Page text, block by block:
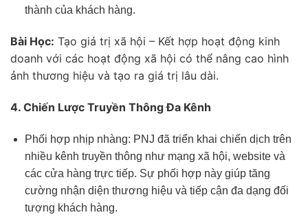
thành của khách hàng.
Bài Học: Tạo giá trị xã hội – Kết hợp hoạt động kinh
doanh với các hoạt động xã hội có thể nâng cao hình
ảnh thương hiệu và tạo ra giá trị lâu dài.
4. Chiến Lược Truyền Thông Đa Kênh
Phối hợp nhịp nhàng: PNJ đã triển khai chiến dịch trên
nhiều kênh truyền thông như mạng xã hội, website và
các cửa hàng trực tiếp. Sự phối hợp này giúp tăng
cường nhận diện thương hiệu và tiếp cận đa dạng đối
tượng khách hàng.